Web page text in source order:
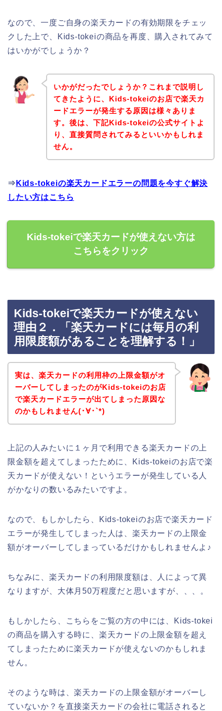
なので、一度ご自身の楽天カードの有効期限をチェッ
クした上で、Kids-tokeiの商品を再度、購入されてみて
はいかがでしょうか？
いかがだったでしょうか？これまで説明し
てきたように、Kids-tokeiのお店で楽天カ
ードエラーが発生する原因は様々ありま
す。後は、下記Kids-tokeiの公式サイトよ
り、直接質問されてみるといいかもしれま
せん。
⇒ Kids-tokeiの楽天カードエラーの問題を今すぐ解決
したい方はこちら
Kids-tokeiで楽天カードが使えない方は
こちらをクリック
Kids-tokeiで楽天カードが使えない
理由２．「楽天カードには毎月の利
用限度額があることを理解する！」
実は、楽天カードの利用枠の上限金額がオ
ーバーしてしまったのがKids-tokeiのお店
で楽天カードエラーが出てしまった原因な
のかもしれません(･∀･`*)
上記の人みたいに１ヶ月で利用できる楽天カードの上
限金額を超えてしまったために、Kids-tokeiのお店で楽
天カードが使えない！というエラーが発生している人
がかなりの数いるみたいですよ。
なので、もしかしたら、Kids-tokeiのお店で楽天カード
エラーが発生してしまった人は、楽天カードの上限金
額がオーバーしてしまっているだけかもしれませんよ♪
ちなみに、楽天カードの利用限度額は、人によって異
なりますが、大体月50万程度だと思いますが、、、。
もしかしたら、こちらをご覧の方の中には、Kids-tokei
の商品を購入する時に、楽天カードの上限金額を超え
てしまったために楽天カードが使えないのかもしれま
せん。
そのような時は、楽天カードの上限金額がオーバーし
ていないか？を直接楽天カードの会社に電話されると